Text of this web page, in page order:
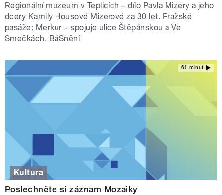
Regionální muzeum v Teplicích – dílo Pavla Mizery a jeho
dcery Kamily Housové Mizerové za 30 let. Pražské
pasáže: Merkur – spojuje ulice Štěpánskou a Ve
Smečkách. BáSnění
61 minut
Kultura
Poslechněte si záznam Mozaiky